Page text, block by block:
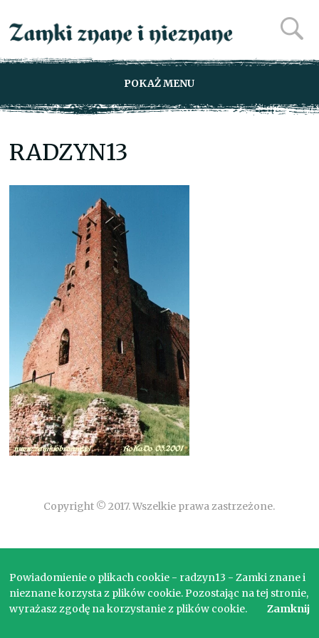
POKAŻ MENU
RADZYN13
Copyright © 2017. Wszelkie prawa zastrzeżone.
Powiadomienie o plikach cookie - radzyn13 - Zamki znane i
nieznane korzysta z plików cookie. Pozostając na tej stronie,
wyrażasz zgodę na korzystanie z plików cookie.
Zamknij